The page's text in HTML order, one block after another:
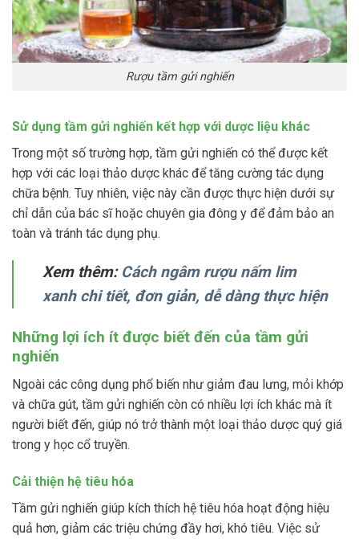
Rượu tầm gửi nghiến
Sử dụng tầm gửi nghiến kết hợp với dược liệu khác
Trong một số trường hợp, tầm gửi nghiến có thể được kết
hợp với các loại thảo dược khác để tăng cường tác dụng
chữa bệnh. Tuy nhiên, việc này cần được thực hiện dưới sự
chỉ dẫn của bác sĩ hoặc chuyên gia đông y để đảm bảo an
toàn và tránh tác dụng phụ.
Xem thêm: Cách ngâm rượu nấm lim
xanh chi tiết, đơn giản, dễ dàng thực hiện
Những lợi ích ít được biết đến của tầm gửi
nghiến
Ngoài các công dụng phổ biến như giảm đau lưng, mỏi khớp
và chữa gút, tầm gửi nghiến còn có nhiều lợi ích khác mà ít
người biết đến, giúp nó trở thành một loại thảo dược quý giá
trong y học cổ truyền.
Cải thiện hệ tiêu hóa
Tầm gửi nghiến giúp kích thích hệ tiêu hóa hoạt động hiệu
quả hơn, giảm các triệu chứng đầy hơi, khó tiêu. Việc sử